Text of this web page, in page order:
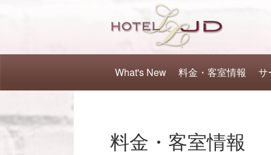
What's New 料金・客室情報 サ
料金・客室情報